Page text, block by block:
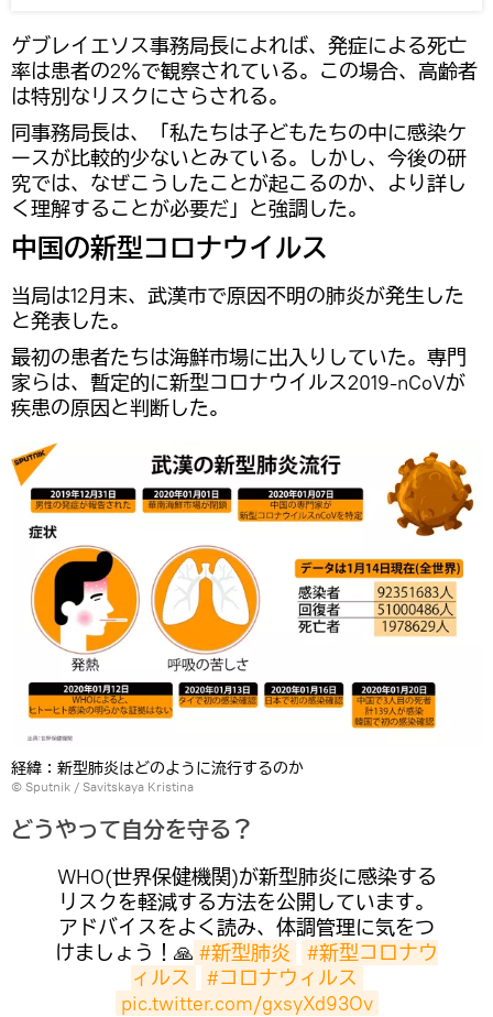
ゲブレイエソス事務局長によれば、発症による死亡
率は患者の2％で観察されている。この場合、高齢者
は特別なリスクにさらされる。
同事務局長は、「私たちは子どもたちの中に感染ケ
ースが比較的少ないとみている。しかし、今後の研
究では、なぜこうしたことが起こるのか、より詳し
く理解することが必要だ」と強調した。
中国の新型コロナウイルス
当局は12月末、武漢市で原因不明の肺炎が発生した
と発表した。
最初の患者たちは海鮮市場に出入りしていた。専門
家らは、暫定的に新型コロナウイルス2019-nCoVが
疾患の原因と判断した。
経緯：新型肺炎はどのように流行するのか
© Sputnik / Savitskaya Kristina
どうやって自分を守る？
WHO(世界保健機関)が新型肺炎に感染する
リスクを軽減する方法を公開しています。
アドバイスをよく読み、体調管理に気をつ
けましょう！🙏 #新型肺炎
#新型コロナウ
ィルス
#コロナウィルス
pic.twitter.com/gxsyXd93Ov